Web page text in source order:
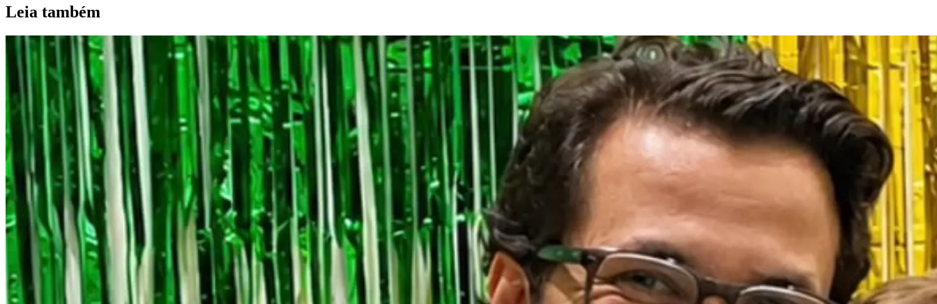
Leia também